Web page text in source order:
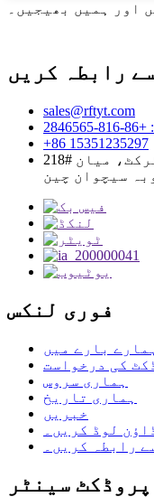
اور ہمیں بھیجیں۔
رابطہ کریں
sales@rftyt.com
+86 15351235297
218# وینوو مڈل روڈ، جینگکائی ڈسٹرکٹ، میان
سیچوان چین
فوری لنکس
ہمارے بارے میں
کی درخواست
ہماری سروس
ہماری تاریخ
خبریں
لوڈ کریں۔
رابطہ کریں۔
پروڈکٹ سینٹر